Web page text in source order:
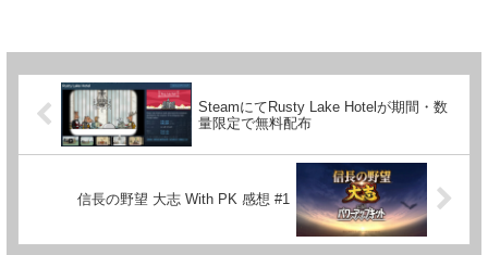
SteamにてRusty Lake Hotelが期間・数
量限定で無料配布
信長の野望 大志 With PK 感想 #1